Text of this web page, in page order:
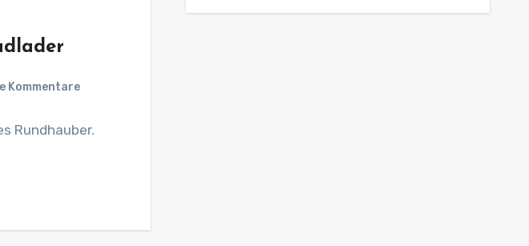
Kommentare
Rundhauber.